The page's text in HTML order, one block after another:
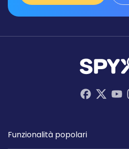
Funzionalità popolari